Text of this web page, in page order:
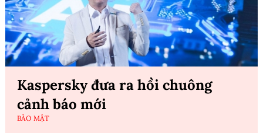
Kaspersky đưa ra hồi chuông
cảnh báo mới
BẢO MẬT